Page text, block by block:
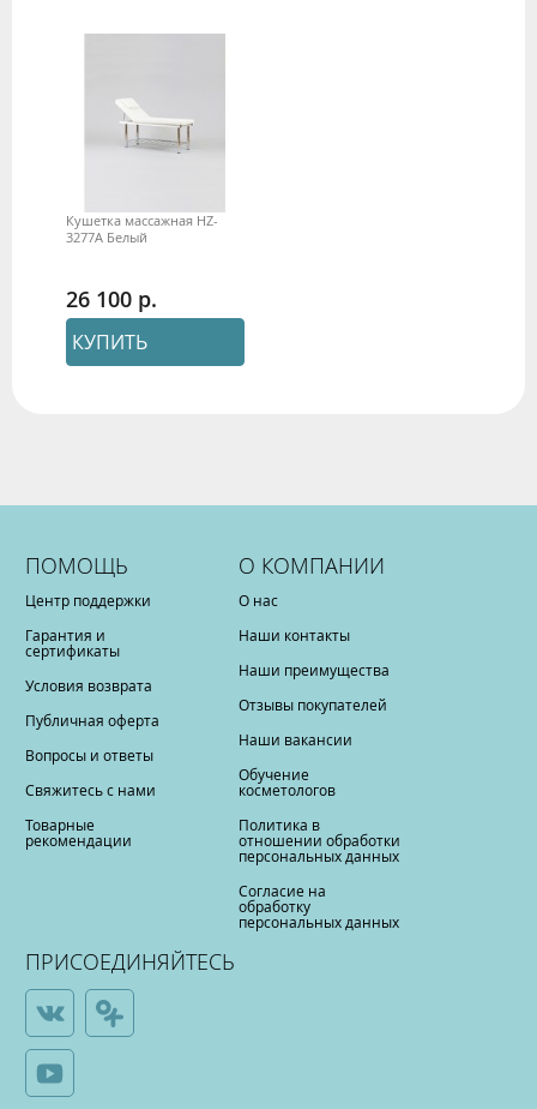
Кушетка массажная HZ-
3277A Белый
26 100
КУПИТЬ
ПОМОЩЬ
Центр поддержки
Гарантия и
сертификаты
Условия возврата
Публичная оферта
Вопросы и ответы
Свяжитесь с нами
Товарные
рекомендации
О КОМПАНИИ
О нас
Наши контакты
Наши преимущества
Отзывы покупателей
Наши вакансии
Обучение
косметологов
Политика в
отношении обработки
персональных данных
Согласие на
обработку
персональных данных
ПРИСОЕДИНЯЙТЕСЬ